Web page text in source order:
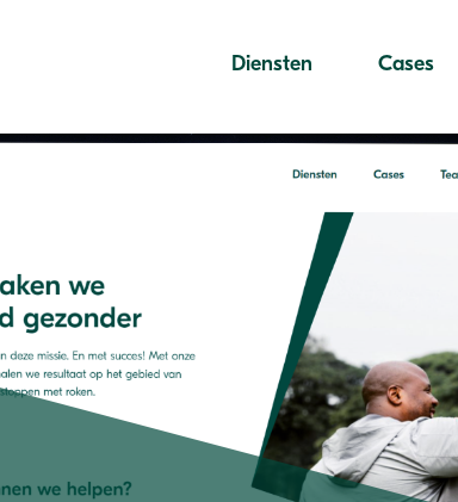
Diensten Cases